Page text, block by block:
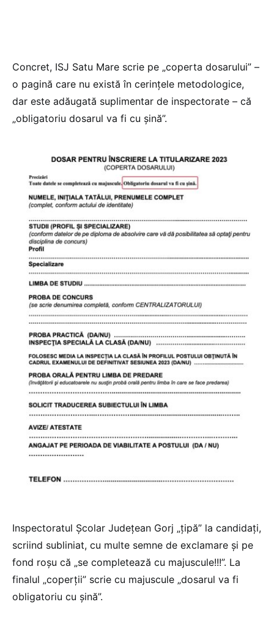
Concret, ISJ Satu Mare scrie pe „coperta dosarului” –
o pagină care nu există în cerințele metodologice,
dar este adăugată suplimentar de inspectorate – că
„obligatoriu dosarul va fi cu șină”.
Inspectoratul Școlar Județean Gorj „țipă” la candidați,
scriind subliniat, cu multe semne de exclamare și pe
fond roșu că „se completează cu majuscule!!!”. La
finalul „coperții” scrie cu majuscule „dosarul va fi
obligatoriu cu șină”.